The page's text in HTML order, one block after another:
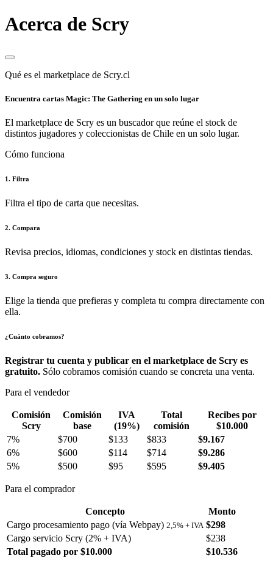
Acerca de Scry
Qué es el marketplace de Scry.cl
Encuentra cartas Magic: The Gathering en un solo lugar
El marketplace de Scry es un buscador que reúne el stock de
distintos jugadores y coleccionistas de Chile en un solo lugar.
Cómo funciona
1. Filtra
Filtra el tipo de carta que necesitas.
2. Compara
Revisa precios, idiomas, condiciones y stock en distintas tiendas.
3. Compra seguro
Elige la tienda que prefieras y completa tu compra directamente con
ella.
¿Cuánto cobramos?
Registrar tu cuenta y publicar en el marketplace de Scry es
gratuito. Sólo cobramos comisión cuando se concreta una venta.
Para el vendedor
Comisión
Scry
Comisión
base
IVA
(19%)
Total
comisión
Recibes por
$10.000
7%
$700 $133 $833
$9.167
6%
$600 $114 $714
$9.286
5%
$500 $95 $595 $9.405
Para el comprador
Concepto
Monto
Cargo procesamiento pago (vía Webpay) 2,5% + IVA $298
Cargo servicio Scry (2% + IVA)
$238
Total pagado por $10.000
$10.536